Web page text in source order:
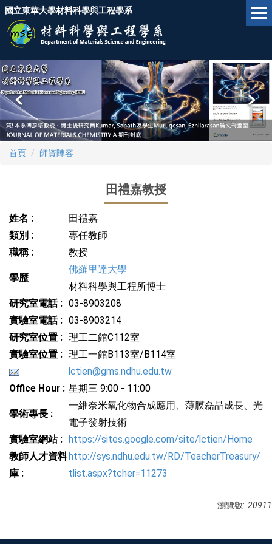
跳
到
主
要
內
容
區
國立東華大學材料科學與工程學系
首頁 師資陣容
田禮嘉教授
姓名 :
田禮嘉
類別 :
專任教師
職稱 :
教授
學歷
佛羅里達大學
材料科學與工程所博士
研究室電話 : 03-8903208
實驗室電話 : 03-8903214
研究室位置 : 理工二館C112室
實驗室位置 : 理工一館B113室/B114室
lctien@gms.ndhu.edu.tw
Office Hour : 星期三 9:00 - 11:00
學術專長 :
一維奈米氧化物合成應用、薄膜磊晶成長、光
電子發射技術
實驗室網站 :
https://sites.google.com/site/lctien/Home
教師人才資料
庫 :
http://sys.ndhu.edu.tw/RD/TeacherTreasury/
tlist.aspx?tcher=11273
瀏覽數: 20911